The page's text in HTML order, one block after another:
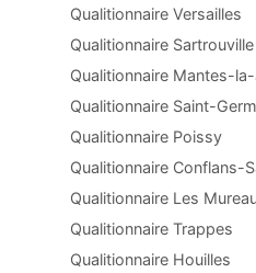
Qualitionnaire Versailles
Qualitionnaire Sartrouville
Qualitionnaire Mantes-
Qualitionnaire Saint-
Qualitionnaire Poissy
Qualitionnaire Conflans-
Qualitionnaire Les
Qualitionnaire Trappes
Qualitionnaire Houilles